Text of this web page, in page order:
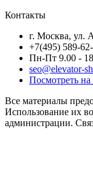
Контакты
г. Москва, ул.
+7(495) 589-
Пн-Пт 9.00 -
seo@elevator-
Посмотреть на
Все материалы
Использование их
администрации.